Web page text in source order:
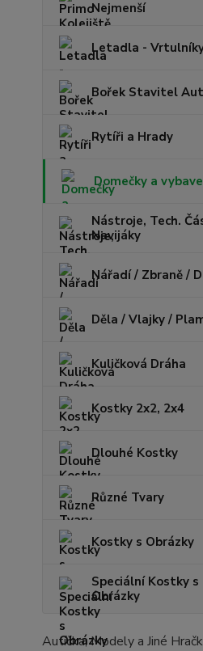
Nejmenší
Letadla -
Bořek Stavitel
Rytíři a Hrady
Domečky a
Nástroje, Tech.
Navijáky
Nářadí / Zbraně /
Děla / Vlajky /
Kuličková Dráha
Kostky 2x2, 2x4
Dlouhé Kostky
Různé Tvary
Kostky s Obrázky
Speciální Kostky s
Obrázky
Autíčka, Modely a Jiné